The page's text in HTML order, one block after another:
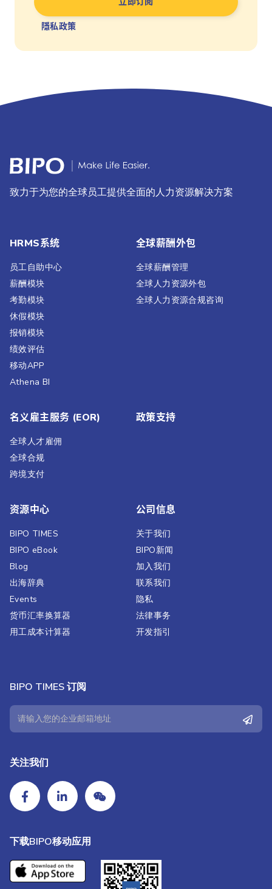
隱私政策
致力于为您的全球员工提供全面的人力资源解决方案
HRMS系统
员工自助中心
薪酬模块
考勤模块
休假模块
报销模块
绩效评估​
移动APP
Athena BI
全球薪酬外包
全球薪酬管理
全球人力资源外包
全球人力资源合规咨询
名义雇主服务 (EOR)
全球人才雇佣
全球合规
跨境支付
政策支持
资源中心
BIPO TIMES
BIPO eBook
Blog
出海辞典
Events
货币汇率换算器
用工成本计算器
公司信息
关于我们
BIPO新闻​
加入我们
联系我们
隐私
法律事务
开发指引
BIPO TIMES 订阅
关注我们
下载BIPO移动应用